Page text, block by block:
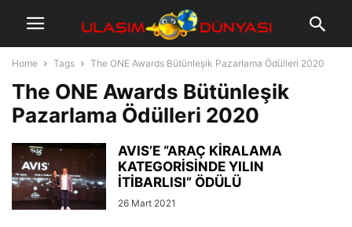
Home Tags The ONE Awards Bütünleşik Pazarlama Ödülleri 2020
The ONE Awards Bütünleşik
Pazarlama Ödülleri 2020
AVIS’E “ARAÇ KİRALAMA
KATEGORİSİNDE YILIN
İTİBARLISI” ÖDÜLÜ
26 Mart 2021